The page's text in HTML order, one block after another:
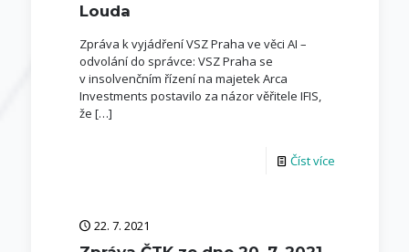
Louda
Zpráva k vyjádření VSZ Praha ve věci AI –
odvolání do správce: VSZ Praha se
v insolvenčním řízení na majetek Arca
Investments postavilo za názor věřitele IFIS,
že […]
Číst více
22. 7. 2021